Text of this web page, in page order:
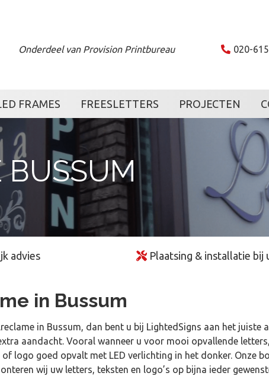
Onderdeel van Provision Printbureau 020-
FRAMES FREESLETTERS PROJECTEN
BUSSUM
advies Plaatsing & installatie bij
in Bussum
in Bussum, dan bent u bij LightedSigns aan het juiste
aandacht. Vooral wanneer u voor mooi opvallende
logo goed opvalt met LED verlichting in het donker. Onze
wij uw letters, teksten en logo’s op bijna ieder